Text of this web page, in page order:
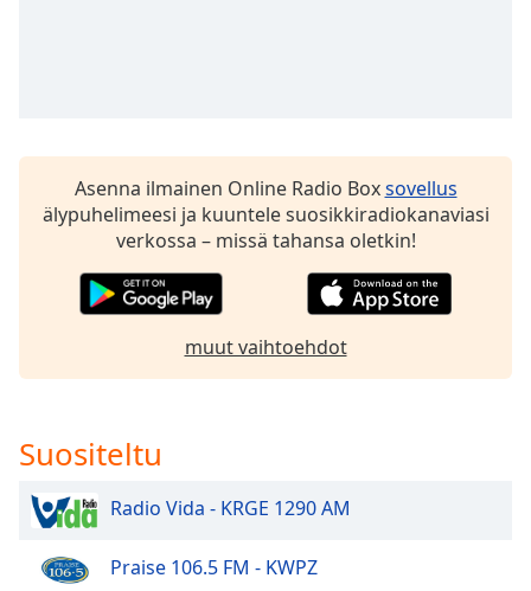
window.
Opacity
Text
Background
Color
Opacity
Asenna ilmainen Online Radio Boxsovellus
älypuhelimeesi ja kuuntele suosikkiradiokanaviasi
verkossa – missä tahansa oletkin!
muut vaihtoehdot
Suositeltu
Radio Vida - KRGE 1290 AM
Praise 106.5 FM - KWPZ